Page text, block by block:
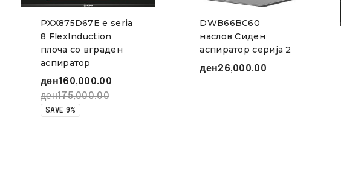
PXX875D67E e seria
8 FlexInduction
плоча со вграден
аспиратор
ден160,000.00
ден175,000.00
SAVE 9%
DWB66BC60
наслов Сиден
аспиратор серија 2
ден26,000.00